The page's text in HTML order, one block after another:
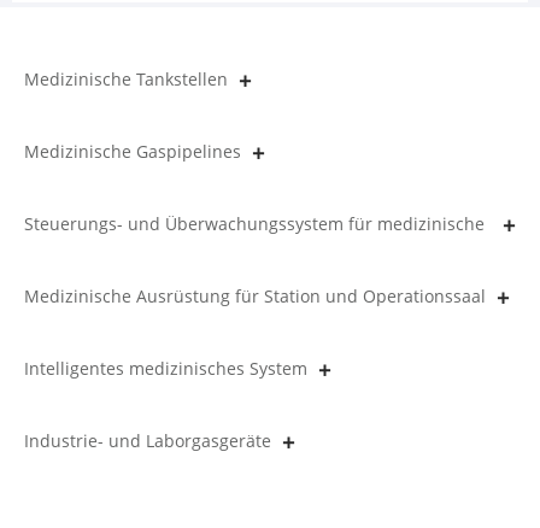
Medizinische Tankstellen
Medizinische Gaspipelines
Steuerungs- und Überwachungssystem für medizinische
Gasleitungen
Medizinische Ausrüstung für Station und Operationssaal
Intelligentes medizinisches System
Industrie- und Laborgasgeräte